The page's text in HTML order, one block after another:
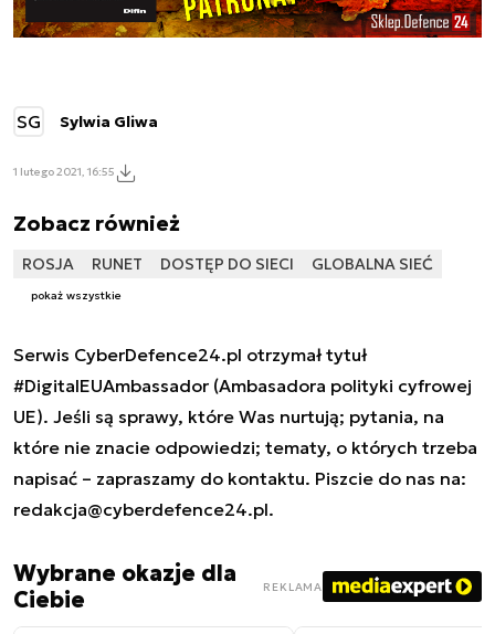
SG Sylwia Gliwa
1 lutego 2021, 16:55
Zobacz również
ROSJA RUNET DOSTĘP DO SIECI GLOBALNA SIEĆ
pokaż wszystkie
Serwis CyberDefence24.pl otrzymał tytuł
#DigitalEUAmbassador (Ambasadora polityki cyfrowej
UE). Jeśli są sprawy, które Was nurtują; pytania, na
które nie znacie odpowiedzi; tematy, o których trzeba
napisać – zapraszamy do kontaktu. Piszcie do nas na:
redakcja@cyberdefence24.pl.
Wybrane okazje dla
Ciebie
REKLAMA